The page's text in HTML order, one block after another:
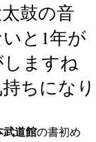
鼓の音
と1年が
ますね
ちになり
武道館の書初め